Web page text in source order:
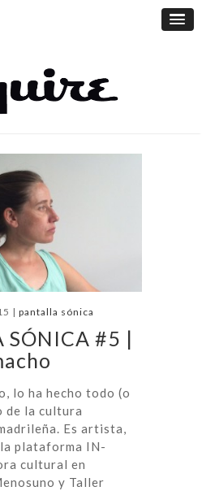
| pantalla sónica
SÓNICA #5 |
lo ha hecho todo (o
de la cultura
Es artista,
plataforma IN-
cultural en
y Taller